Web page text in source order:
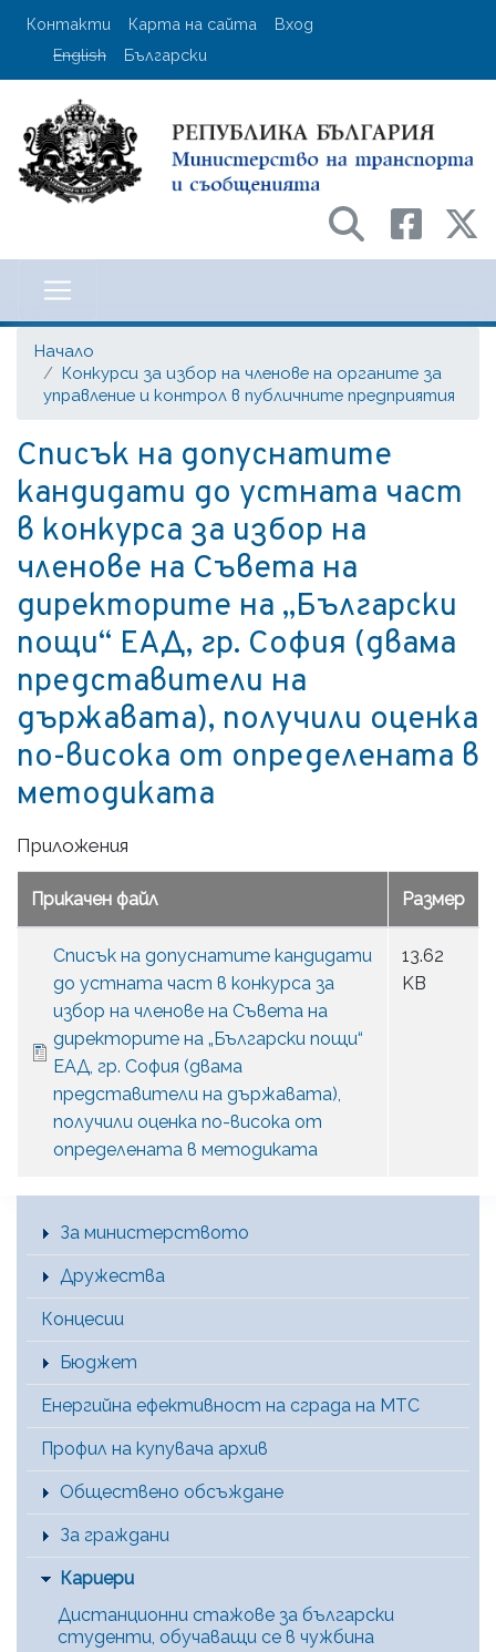
Премини
User account menu
Контакти Карта на сайта
Вход
English
Български
на транспорта
Начало
Конкурси за избор на членове на органите за
управление и контрол в публичните предприятия
Списък на допуснатите
кандидати до устната част
в конкурса за избор на
членове на Съвета на
директорите на „Български
пощи“ ЕАД, гр. София (двама
представители на
държавата), получили оценка
по-висока от определената в
методиката
Приложения
Прикачен файл Размер
Списък на допуснатите кандидати
до устната част в конкурса за
избор на членове на Съвета на
директорите на „Български пощи“
ЕАД, гр. София (двама
представители на държавата),
получили оценка по-висока от
определената в методиката
13.62
KB
Main Menu [BG]
За министерството
Дружества
Концесии
Бюджет
Енергийна ефективност на сграда на МТС
Профил на купувача архив
Обществено обсъждане
За граждани
Кариери
Дистанционни стажове за български
студенти, обучаващи се в чужбина